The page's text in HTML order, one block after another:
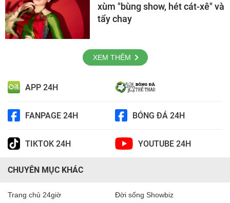
xùm "bùng show, hét cát-xê" và
tẩy chay
XEM THÊM
APP 24H
FANPAGE 24H BÓNG ĐÁ 24H
TIKTOK 24H YOUTUBE 24H
CHUYÊN MỤC KHÁC
Trang chủ 24giờ Đời sống Showbiz